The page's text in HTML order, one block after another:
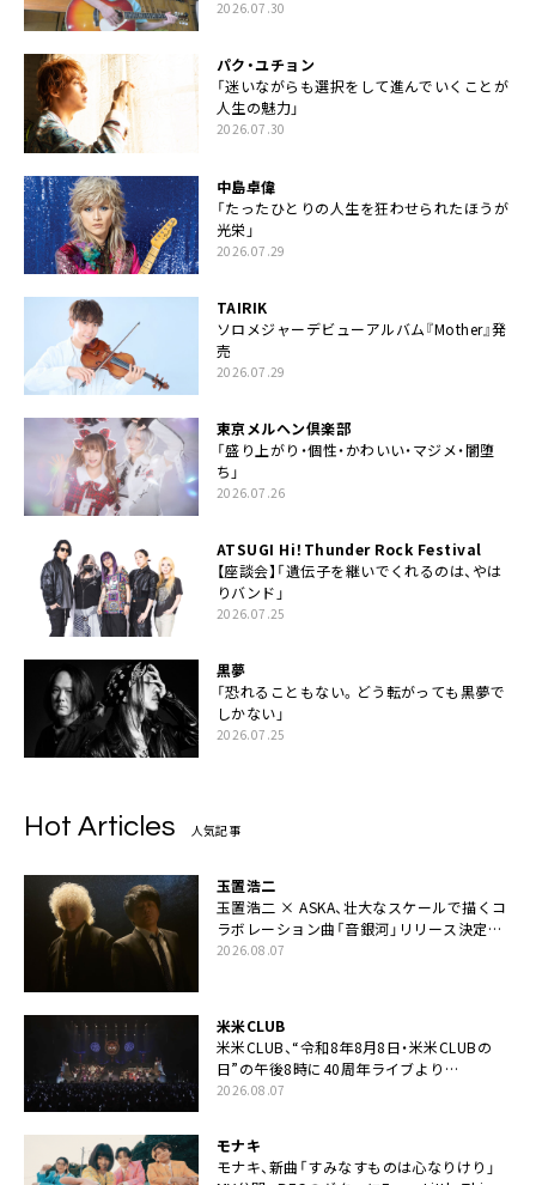
2026.07.30
パク・ユチョン
「迷いながらも選択をして進んでいくことが
人生の魅力」
2026.07.30
中島卓偉
「たったひとりの人生を狂わせられたほうが
光栄」
2026.07.29
TAIRIK
ソロメジャーデビューアルバム『Mother』発
売
2026.07.29
東京メルヘン倶楽部
「盛り上がり・個性・かわいい・マジメ・闇堕
ち」
2026.07.26
ATSUGI Hi！Thunder Rock Festival
【座談会】「遺伝子を継いでくれるのは、やは
りバンド」
2026.07.25
黒夢
「恐れることもない。どう転がっても黒夢で
しかない」
2026.07.25
Hot Articles 人気記事
玉置浩二
玉置浩二 × ASKA、壮大なスケールで描くコ
ラボレーション曲「音銀河」リリース決定。
カップリングには新曲「命の宿り」収録も
2026.08.07
米米CLUB
米米CLUB、“令和8年8月8日・米米CLUBの
日”の午後8時に40周年ライブより
「FANtachy medley」を88年限定公開
2026.08.07
モナキ
モナキ、新曲「すみなすものは心なりけり」